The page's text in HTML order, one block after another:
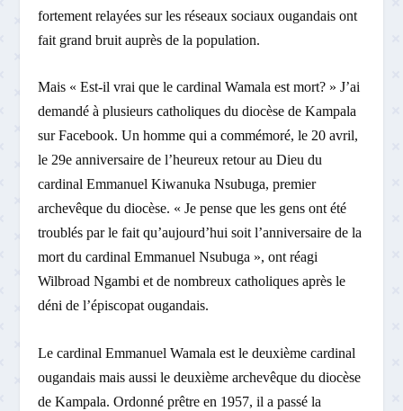
fortement relayées sur les réseaux sociaux ougandais ont
fait grand bruit auprès de la population.
Mais « Est-il vrai que le cardinal Wamala est mort? » J’ai
demandé à plusieurs catholiques du diocèse de Kampala
sur Facebook. Un homme qui a commémoré, le 20 avril,
le 29e anniversaire de l’heureux retour au Dieu du
cardinal Emmanuel Kiwanuka Nsubuga, premier
archevêque du diocèse. « Je pense que les gens ont été
troublés par le fait qu’aujourd’hui soit l’anniversaire de la
mort du cardinal Emmanuel Nsubuga », ont réagi
Wilbroad Ngambi et de nombreux catholiques après le
déni de l’épiscopat ougandais.
Le cardinal Emmanuel Wamala est le deuxième cardinal
ougandais mais aussi le deuxième archevêque du diocèse
de Kampala. Ordonné prêtre en 1957, il a passé la